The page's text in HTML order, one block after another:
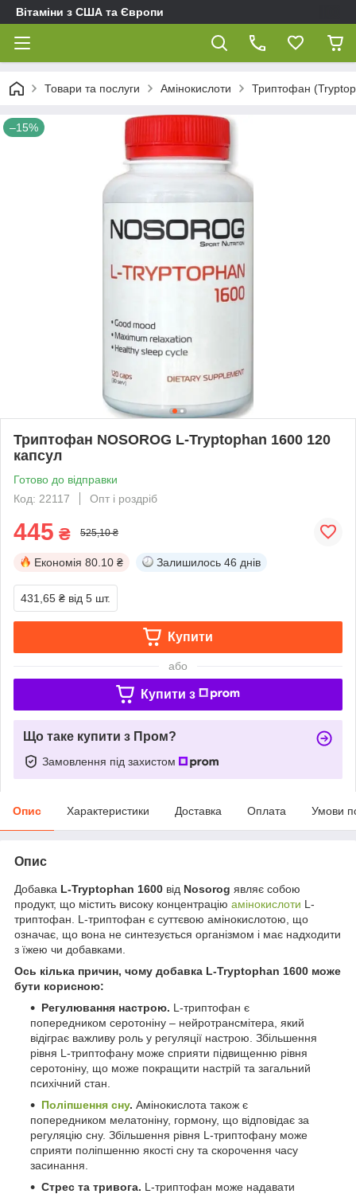
Вітаміни з США та Європи
Товари та послуги Амінокислоти Триптофан
–15%
Триптофан NOSOROG L-Tryptophan 1600 120
капсул
Готово до відправки
Код: 22117
Опт і роздріб
445 ₴ 525,10 ₴
Економія 80.10 ₴ Залишилось 46 днів
431,65 ₴ від 5 шт.
Купити
або
Купити з
Що таке купити з Пром?
Замовлення під захистом
Опис Характеристики Доставка Оплата Умови
Опис
Добавка L-Tryptophan 1600 від Nosorog являє собою
продукт, що містить високу концентрацію амінокислоти L-
триптофан. L-триптофан є суттєвою амінокислотою, що
означає, що вона не синтезується організмом і має надходити
з їжею чи добавками.
Ось кілька причин, чому добавка L-Tryptophan 1600 може
бути корисною:
Регулювання настрою. L-триптофан є
попередником серотоніну – нейротрансмітера, який
відіграє важливу роль у регуляції настрою. Збільшення
рівня L-триптофану може сприяти підвищенню рівня
серотоніну, що може покращити настрій та загальний
психічний стан.
Поліпшення сну. Амінокислота також є
попередником мелатоніну, гормону, що відповідає за
регуляцію сну. Збільшення рівня L-триптофану може
сприяти поліпшенню якості сну та скорочення часу
засинання.
Стрес та тривога. L-триптофан може надавати